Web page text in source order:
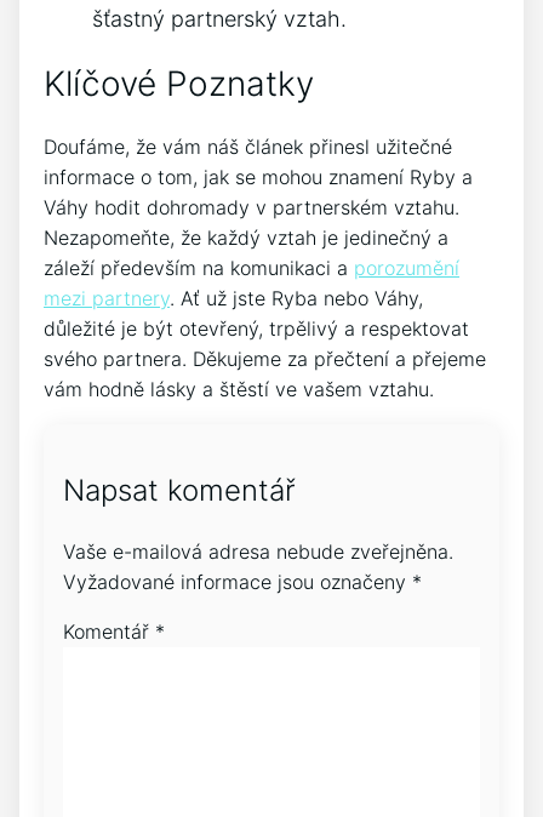
šťastný partnerský vztah.
Klíčové Poznatky
Doufáme, že vám náš článek přinesl užitečné
informace o tom, jak se mohou znamení Ryby a
Váhy hodit dohromady v partnerském vztahu.
Nezapomeňte, že každý vztah je jedinečný a
záleží především na komunikaci a porozumění
mezi partnery. Ať už jste Ryba nebo Váhy,
důležité je být otevřený, trpělivý a respektovat
svého partnera. Děkujeme za přečtení a přejeme
vám hodně lásky a štěstí ve vašem vztahu.
Napsat komentář
Vaše e-mailová adresa nebude zveřejněna.
Vyžadované informace jsou označeny *
Komentář *